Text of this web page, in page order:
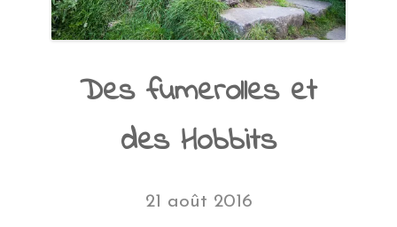
Des fumerolles et
des Hobbits
21 août 2016